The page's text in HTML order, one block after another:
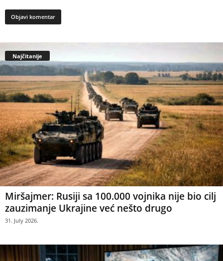
Najčitanije
Miršajmer: Rusiji sa 100.000 vojnika nije bio cilj
zauzimanje Ukrajine već nešto drugo
31. July 2026.